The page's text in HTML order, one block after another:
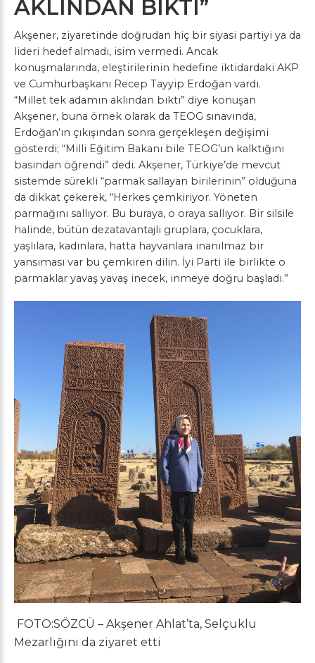
AKLINDAN BIKTI”
Akşener, ziyaretinde doğrudan hiç bir siyasi partiyi ya da
lideri hedef almadı, isim vermedi. Ancak
konuşmalarında, eleştirilerinin hedefine iktidardaki AKP
ve Cumhurbaşkanı Recep Tayyip Erdoğan vardı.
“Millet tek adamın aklından bıktı” diye konuşan
Akşener, buna örnek olarak da TEOG sınavında,
Erdoğan’ın çıkışından sonra gerçekleşen değişimi
gösterdi; “Milli Eğitim Bakanı bile TEOG’un kalktığını
basından öğrendi” dedi. Akşener, Türkiye’de mevcut
sistemde sürekli “parmak sallayan birilerinin” olduğuna
da dikkat çekerek, “Herkes çemkiriyor. Yöneten
parmağını sallıyor. Bu buraya, o oraya sallıyor. Bir silsile
halinde, bütün dezatavantajlı gruplara, çocuklara,
yaşlılara, kadınlara, hatta hayvanlara inanılmaz bir
yansıması var bu çemkiren dilin. İyi Parti ile birlikte o
parmaklar yavaş yavaş inecek, inmeye doğru başladı.”
FOTO:SÖZCÜ – Akşener Ahlat’ta, Selçuklu
Mezarlığını da ziyaret etti